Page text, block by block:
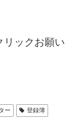
ックお願い
ー 登録簿